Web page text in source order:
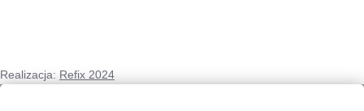
Realizacja: Refix 2024